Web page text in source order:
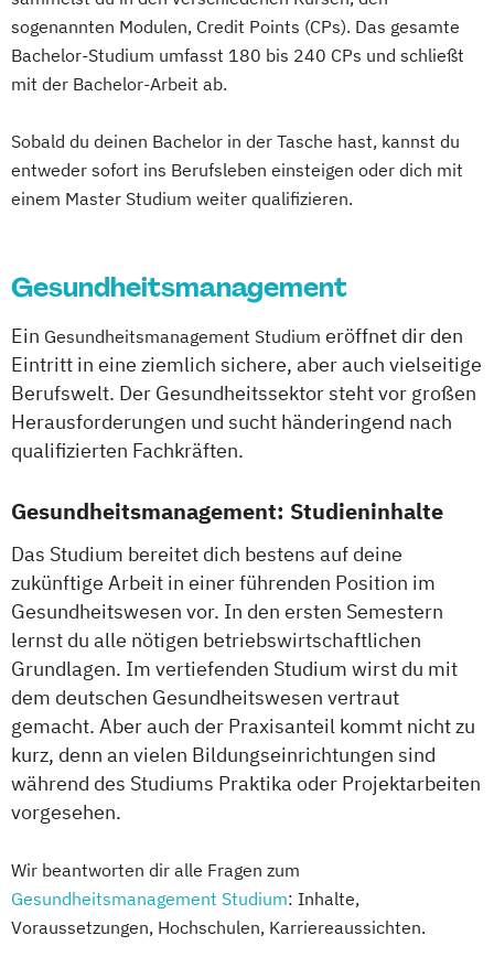
Soziale Arbeit Präsenzstudium
Sozialmanagement
Würzburg Fürth Wolfsburg
Bremen
Erlenbach
Euskirchen Frechen
Griesheim Hamburg
Miesbach Unterhaching
Weilheim
sogenannten Modulen, Credit Points (CPs). Das gesamte
Bachelor-Studium umfasst 180 bis 240 CPs und schließt
mit der Bachelor-Arbeit ab.
Sobald du deinen Bachelor in der Tasche hast, kannst du
entweder sofort ins Berufsleben einsteigen oder dich mit
einem Master Studium weiter qualifizieren.
Gesundheitsmanagement
Ein Gesundheitsmanagement Studium eröffnet dir den
Eintritt in eine ziemlich sichere, aber auch vielseitige
Berufswelt. Der Gesundheitssektor steht vor großen
Herausforderungen und sucht händeringend nach
qualifizierten Fachkräften.
Gesundheitsmanagement: Studieninhalte
Das Studium bereitet dich bestens auf deine
zukünftige Arbeit in einer führenden Position im
Gesundheitswesen vor. In den ersten Semestern
lernst du alle nötigen betriebswirtschaftlichen
Grundlagen. Im vertiefenden Studium wirst du mit
dem deutschen Gesundheitswesen vertraut
gemacht. Aber auch der Praxisanteil kommt nicht zu
kurz, denn an vielen Bildungseinrichtungen sind
während des Studiums Praktika oder Projektarbeiten
vorgesehen.
Wir beantworten dir alle Fragen zum
Gesundheitsmanagement Studium: Inhalte,
Voraussetzungen, Hochschulen, Karriereaussichten.